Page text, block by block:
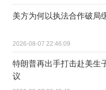
美方为何以执法合作破局
2026-08-07 22:46:09
特朗普再出手打击赴美生
议